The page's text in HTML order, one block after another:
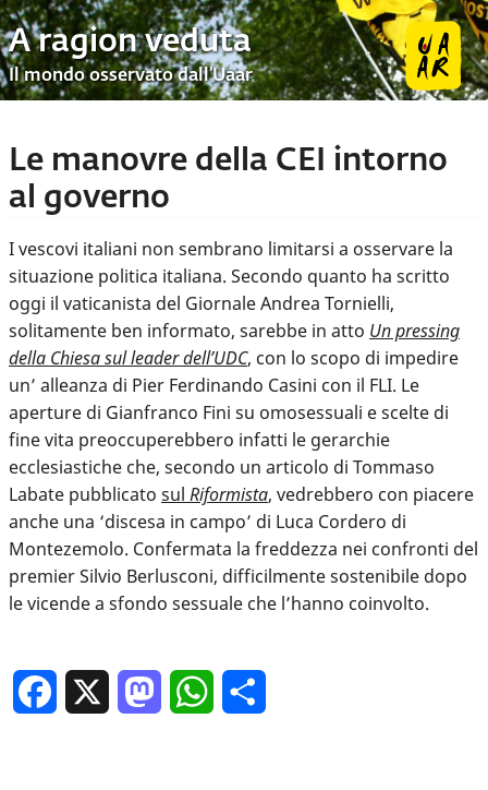
A ragion veduta
Il mondo osservato dall’Uaar
Le manovre della CEI intorno
al governo
I vescovi italiani non sembrano limitarsi a osservare la
situazione politica italiana. Secondo quanto ha scritto
oggi il vaticanista del Giornale Andrea Tornielli,
solitamente ben informato, sarebbe in atto Un pressing
della Chiesa sul leader dell’UDC, con lo scopo di impedire
un’ alleanza di Pier Ferdinando Casini con il FLI. Le
aperture di Gianfranco Fini su omosessuali e scelte di
fine vita preoccuperebbero infatti le gerarchie
ecclesiastiche che, secondo un articolo di Tommaso
Labate pubblicato sul Riformista, vedrebbero con piacere
anche una ‘discesa in campo’ di Luca Cordero di
Montezemolo. Confermata la freddezza nei confronti del
premier Silvio Berlusconi, difficilmente sostenibile dopo
le vicende a sfondo sessuale che l’hanno coinvolto.
Facebook MastodonWhatsApp